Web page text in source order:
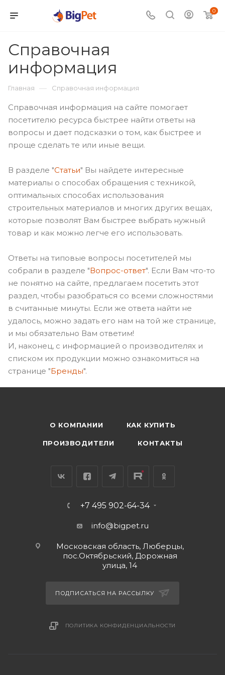
0
Справочная
информация
Главная — Справочная информация
Справочная информация на сайте помогает
посетителю ресурса быстрее найти ответы на
вопросы и дает подсказки о том, как быстрее и
проще сделать те или иные вещи.
В разделе "Статьи" Вы найдете интересные
материалы о способах обращения с техникой,
оптимальных способах использования
строительных материалов и многих других вещах,
которые позволят Вам быстрее выбрать нужный
товар и как можно легче его использовать.
Ответы на типовые вопросы посетителей мы
собрали в разделе "Вопрос-ответ". Если Вам что-то
не понятно на сайте, предлагаем посетить этот
раздел, чтобы разобраться со всеми сложностями
в считанные минуты. Если же ответа найти не
удалось, можно задать его нам на той же странице,
и мы обязательно Вам ответим!
И, наконец, с информацией о производителях и
списком их продукции можно ознакомиться на
странице "Бренды".
О КОМПАНИИ КАК КУПИТЬ
ПРОИЗВОДИТЕЛИ КОНТАКТЫ
+7 495 902-64-34
info@bigpet.ru
Московская область, Люберцы,
пос.Октябрьский, Дорожная
улица, 14
ПОДПИСАТЬСЯ НА РАССЫЛКУ
ПОЛИТИКА КОНФИДЕНЦИАЛЬНОСТИ